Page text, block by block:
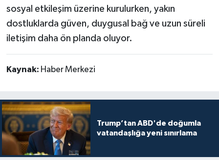
sosyal etkileşim üzerine kurulurken, yakın
dostluklarda güven, duygusal bağ ve uzun süreli
iletişim daha ön planda oluyor.
Kaynak: Haber Merkezi
Trump’tan ABD'de doğumla
vatandaşlığa yeni sınırlama